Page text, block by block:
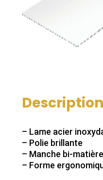
– Lame acier
– Polie brillante
– Manche bi-matière
– Forme